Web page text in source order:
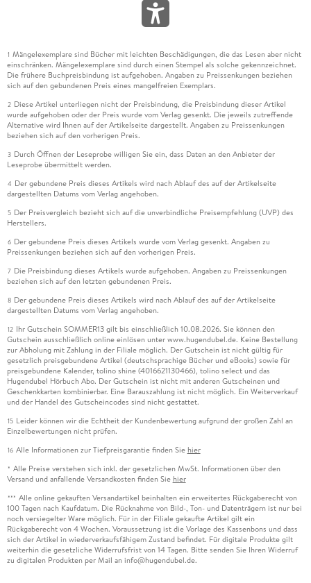
1 Mängelexemplare sind Bücher mit leichten Beschädigungen, die das Lesen aber nicht
einschränken. Mängelexemplare sind durch einen Stempel als solche gekennzeichnet.
Die frühere Buchpreisbindung ist aufgehoben. Angaben zu Preissenkungen beziehen
sich auf den gebundenen Preis eines mangelfreien Exemplars.
2 Diese Artikel unterliegen nicht der Preisbindung, die Preisbindung dieser Artikel
wurde aufgehoben oder der Preis wurde vom Verlag gesenkt. Die jeweils zutreffende
Alternative wird Ihnen auf der Artikelseite dargestellt. Angaben zu Preissenkungen
beziehen sich auf den vorherigen Preis.
3 Durch Öffnen der Leseprobe willigen Sie ein, dass Daten an den Anbieter der
Leseprobe übermittelt werden.
4 Der gebundene Preis dieses Artikels wird nach Ablauf des auf der Artikelseite
dargestellten Datums vom Verlag angehoben.
5 Der Preisvergleich bezieht sich auf die unverbindliche Preisempfehlung (UVP) des
Herstellers.
6 Der gebundene Preis dieses Artikels wurde vom Verlag gesenkt. Angaben zu
Preissenkungen beziehen sich auf den vorherigen Preis.
7 Die Preisbindung dieses Artikels wurde aufgehoben. Angaben zu Preissenkungen
beziehen sich auf den letzten gebundenen Preis.
8 Der gebundene Preis dieses Artikels wird nach Ablauf des auf der Artikelseite
dargestellten Datums vom Verlag angehoben.
12 Ihr Gutschein SOMMER13 gilt bis einschließlich 10.08.2026. Sie können den
Gutschein ausschließlich online einlösen unter www.hugendubel.de. Keine Bestellung
zur Abholung mit Zahlung in der Filiale möglich. Der Gutschein ist nicht gültig für
gesetzlich preisgebundene Artikel (deutschsprachige Bücher und eBooks) sowie für
preisgebundene Kalender, tolino shine (4016621130466), tolino select und das
Hugendubel Hörbuch Abo. Der Gutschein ist nicht mit anderen Gutscheinen und
Geschenkkarten kombinierbar. Eine Barauszahlung ist nicht möglich. Ein Weiterverkauf
und der Handel des Gutscheincodes sind nicht gestattet.
15 Leider können wir die Echtheit der Kundenbewertung aufgrund der großen Zahl an
Einzelbewertungen nicht prüfen.
16 Alle Informationen zur Tiefpreisgarantie finden Sie hier
* Alle Preise verstehen sich inkl. der gesetzlichen MwSt. Informationen über den
Versand und anfallende Versandkosten finden Sie hier
*** Alle online gekauften Versandartikel beinhalten ein erweitertes Rückgaberecht von
100 Tagen nach Kaufdatum. Die Rücknahme von Bild-, Ton- und Datenträgern ist nur bei
noch versiegelter Ware möglich. Für in der Filiale gekaufte Artikel gilt ein
Rückgaberecht von 4 Wochen. Voraussetzung ist die Vorlage des Kassenbons und dass
sich der Artikel in wiederverkaufsfähigem Zustand befindet. Für digitale Produkte gilt
weiterhin die gesetzliche Widerrufsfrist von 14 Tagen. Bitte senden Sie Ihren Widerruf
zu digitalen Produkten per Mail an info@hugendubel.de.